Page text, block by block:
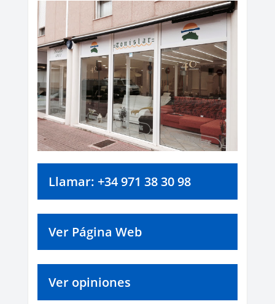
Llamar: +34 971 38 30 98
Ver Página Web
Ver opiniones